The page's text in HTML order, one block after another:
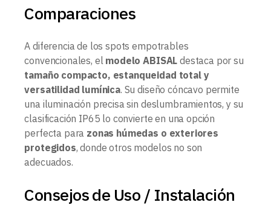
Comparaciones
A diferencia de los spots empotrables
convencionales, el modelo ABISAL destaca por su
tamaño compacto, estanqueidad total y
versatilidad lumínica. Su diseño cóncavo permite
una iluminación precisa sin deslumbramientos, y su
clasificación IP65 lo convierte en una opción
perfecta para zonas húmedas o exteriores
protegidos, donde otros modelos no son
adecuados.
Consejos de Uso / Instalación